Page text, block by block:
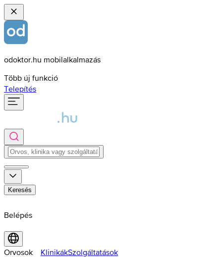
odoktor.hu mobilalkalmazás
Több új funkció
Telepítés
Keresés
Belépés
Orvosok KlinikákSzolgáltatások